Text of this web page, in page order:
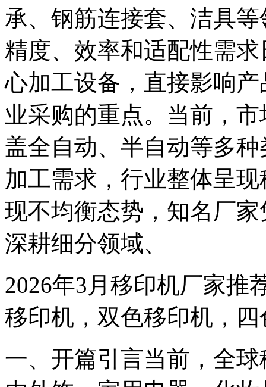
承、钢筋连接套、洁具
精度、效率和适配性需
心加工设备，直接影响
业采购的重点。当前，
盖全自动、半自动等多
加工需求，行业整体呈
现不均衡态势，知名厂
深耕细分领域、
2026年3月移印机厂家推
移印机，双色移印机，
一、开篇引言当前，全